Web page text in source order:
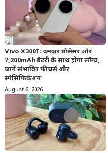
Vivo X300T: दमदार प्रोसेसर और
7,200mAh बैटरी के साथ होगा लॉन्च,
जानें संभावित फीचर्स और
स्पेसिफिकेशन
August 6, 2026